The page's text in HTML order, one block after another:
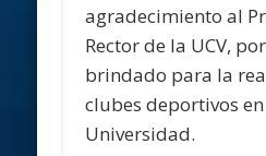
agradecimiento al
Rector de la UCV,
brindado para la
clubes deportivos
Universidad.